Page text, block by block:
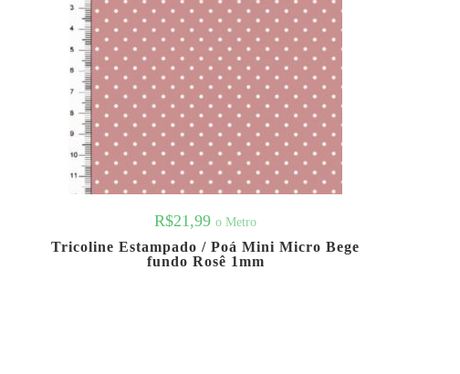
R$21,99 o Metro
Tricoline Estampado / Poá Mini Micro Bege
fundo Rosê 1mm